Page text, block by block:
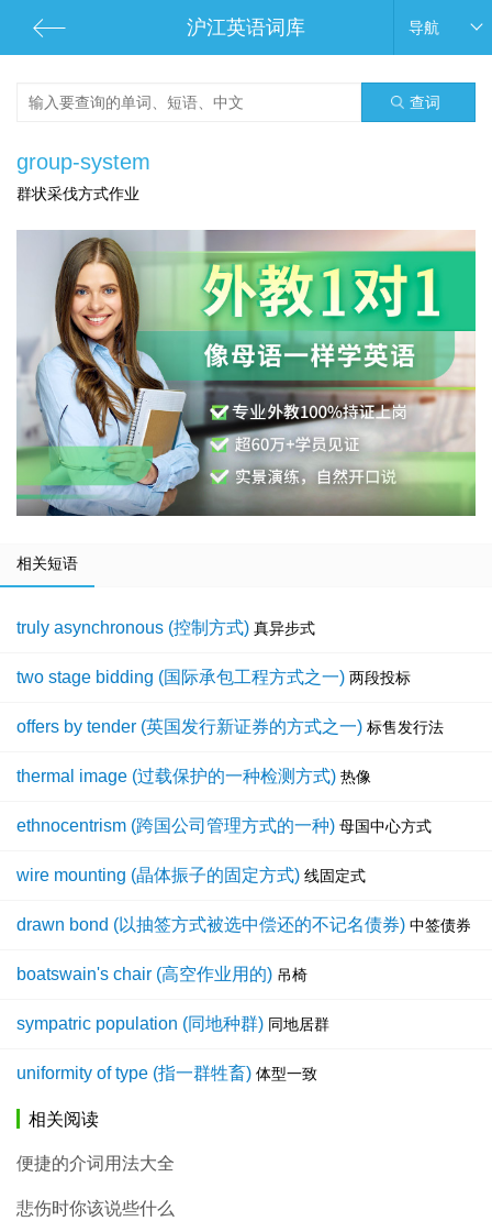
沪江英语词库 导航
查词
group-system
群状采伐方式作业
相关短语
truly asynchronous (控制方式) 真异步式
two stage bidding (国际承包工程方式之一) 两段投标
offers by tender (英国发行新证券的方式之一) 标售发行法
thermal image (过载保护的一种检测方式) 热像
ethnocentrism (跨国公司管理方式的一种) 母国中心方式
wire mounting (晶体振子的固定方式) 线固定式
drawn bond (以抽签方式被选中偿还的不记名债券) 中签债券
boatswain's chair (高空作业用的) 吊椅
sympatric population (同地种群) 同地居群
uniformity of type (指一群牲畜) 体型一致
相关阅读
便捷的介词用法大全
悲伤时你该说些什么